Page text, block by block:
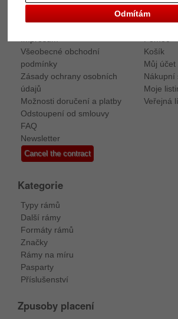
Odmítám
Informace
Všeobecné obchodní
podmínky
Zásady ochrany osobních
údajů
Možnosti doručení a platby
Odstoupení od smlouvy
FAQ
Newsletter
Cancel the contract
Servis
Košík
Můj účet
Nákupní
Moje
Veřejná
Kategorie
Typy rámů
Další rámy
Formáty rámů
Značky
Rámy na míru
Pasparty
Příslušenství
Zpusoby placení